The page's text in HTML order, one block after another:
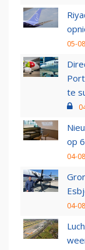
05-
te
op
04-
04-